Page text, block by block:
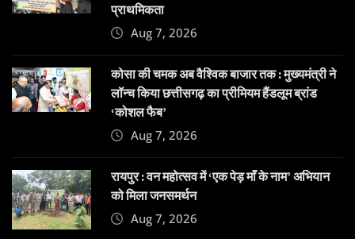
प्राथमिकता
Aug 7, 2026
कोसा की चमक अब वैश्विक बाजार तक : मुख्यमंत्री ने
लॉन्च किया छत्तीसगढ़ का प्रीमियम हैंडलूम ब्रांड
‘कोशल फैब’
Aug 7, 2026
रायपुर : वन महोत्सव में ‘एक पेड़ माँ के नाम’ अभियान
को मिला जनसमर्थन
Aug 7, 2026